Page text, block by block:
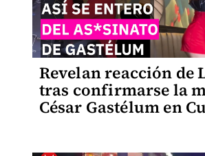
Revelan reacción de
tras confirmarse la
César Gastélum en